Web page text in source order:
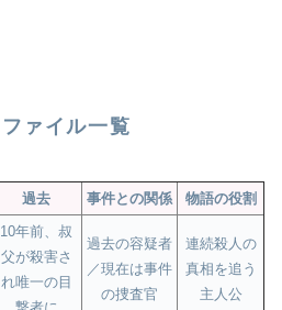
ァイル一覧
過去 事件との関係 物語の役割
10年前、叔
父が殺害さ
れ唯一の目
過去の容疑者
／現在は事件
の捜査官
連続殺人の
真相を追う
主人公